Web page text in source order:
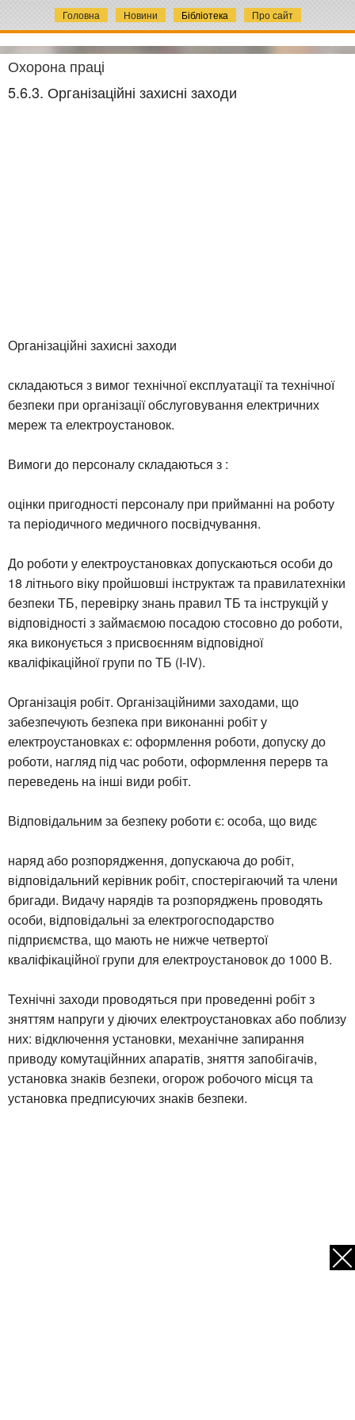
Головна Новини Бібліотека Про сайт
Охорона праці
5.6.3. Організаційні захисні заходи
Організаційні захисні заходи
складаються з вимог технічної експлуатації та технічної
безпеки при організації обслуговування електричних
мереж та електроустановок.
Вимоги до персоналу складаються з :
оцінки пригодності персоналу при прийманні на роботу
та періодичного медичного посвідчування.
До роботи у електроустановках допускаються особи до
18 літнього віку пройшовші інструктаж та правилатехніки
безпеки ТБ, перевірку знань правил ТБ та інструкцій у
відповідності з займаємою посадою стосовно до роботи,
яка виконується з присвоєнням відповідної
кваліфікаційної групи по ТБ (I-IV).
Організація робіт. Організаційними заходами, що
забезпечують безпека при виконанні робіт у
електроустановках є: оформлення роботи, допуску до
роботи, нагляд під час роботи, оформлення перерв та
переведень на інші види робіт.
Відповідальним за безпеку роботи є: особа, що видє
наряд або розпорядження, допускаюча до робіт,
відповідальний керівник робіт, спостерігаючий та члени
бригади. Видачу нарядів та розпоряджень проводять
особи, відповідальні за електрогосподарство
підприємства, що мають не нижче четвертої
кваліфікаційної групи для електроустановок до 1000 В.
Технічні заходи проводяться при проведенні робіт з
зняттям напруги у діючих електроустановках або поблизу
них: відключення установки, механічне запирання
приводу комутаційнних апаратів, зняття запобігачів,
установка знаків безпеки, огорож робочого місця та
установка предписуючих знаків безпеки.